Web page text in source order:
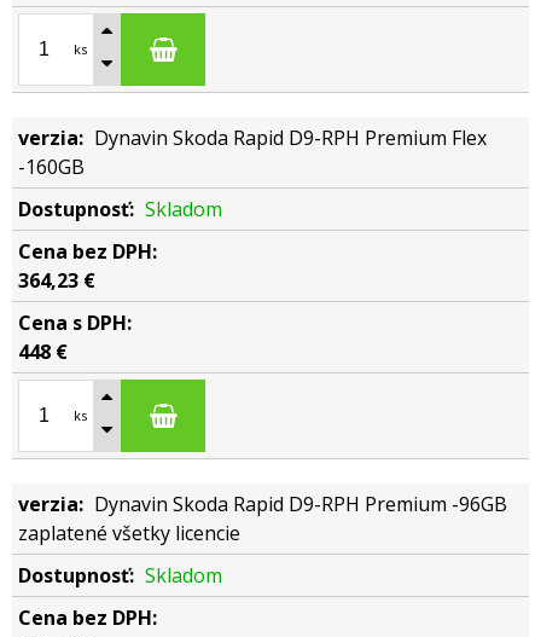
ks
Dynavin Skoda Rapid D9-RPH Premium Flex
-160GB
Skladom
364,23 €
448 €
ks
Dynavin Skoda Rapid D9-RPH Premium -96GB
zaplatené všetky licencie
Skladom